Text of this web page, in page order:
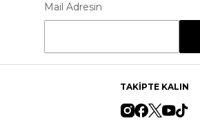
Mail Adresin
TAKİPTE KALIN